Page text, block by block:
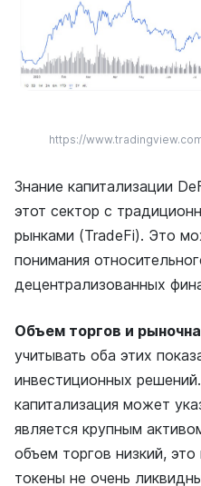
https://
Знание капитализации
этот сектор с
рынками (TradeFi). Это
понимания
децентрализованных
Объем торгов и
учитывать оба этих
инвестиционных
капитализация может
является крупным
объем торгов низкий,
токены не очень